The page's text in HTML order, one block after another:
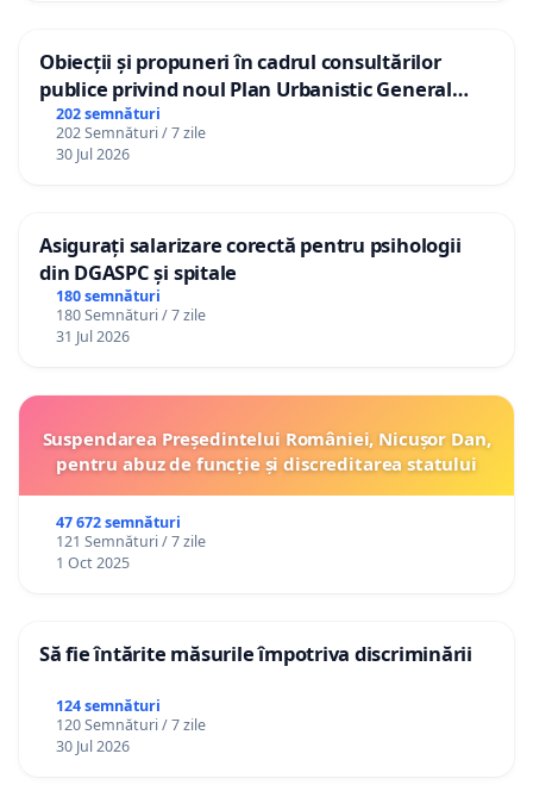
Obiecții și propuneri în cadrul consultărilor
publice privind noul Plan Urbanistic General
(PUG) Ialoveni
202 semnături
202 Semnături / 7 zile
30 Jul 2026
Asigurați salarizare corectă pentru psihologii
din DGASPC și spitale
180 semnături
180 Semnături / 7 zile
31 Jul 2026
Suspendarea Președintelui României, Nicușor Dan,
pentru abuz de funcție și discreditarea statului
47 672 semnături
121 Semnături / 7 zile
1 Oct 2025
Să fie întărite măsurile împotriva discriminării
124 semnături
120 Semnături / 7 zile
30 Jul 2026